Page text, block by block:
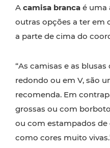
A camisa branca é uma
outras opções a ter em
a parte de cima do
“As camisas e as
redondo ou em V, são
recomenda. Em
grossas ou com
ou com estampados de
como cores muito